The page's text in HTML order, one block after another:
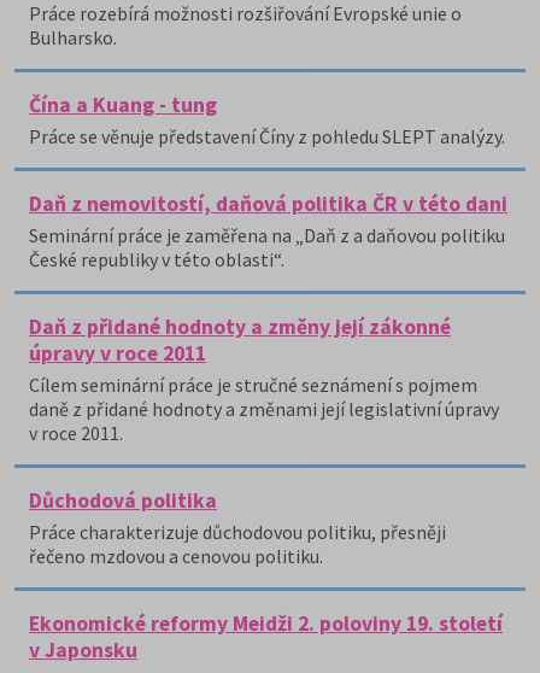
Práce rozebírá možnosti rozšiřování Evropské unie o
Bulharsko.
Čína a Kuang - tung
Práce se věnuje představení Číny z pohledu SLEPT analýzy.
Daň z nemovitostí, daňová politika ČR v této dani
Seminární práce je zaměřena na „Daň z a daňovou politiku
České republiky v této oblasti“.
Daň z přidané hodnoty a změny její zákonné
úpravy v roce 2011
Cílem seminární práce je stručné seznámení s pojmem
daně z přidané hodnoty a změnami její legislativní úpravy
v roce 2011.
Důchodová politika
Práce charakterizuje důchodovou politiku, přesněji
řečeno mzdovou a cenovou politiku.
Ekonomické reformy Meidži 2. poloviny 19. století
v Japonsku